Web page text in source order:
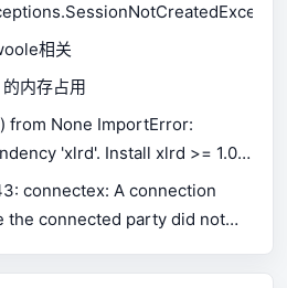
相关
内存占用
from None ImportError:
'xlrd'. Install xlrd >= 1.0.0
or conda to install xlrd.
connectex: A connection
the connected party did not
connected host has failed